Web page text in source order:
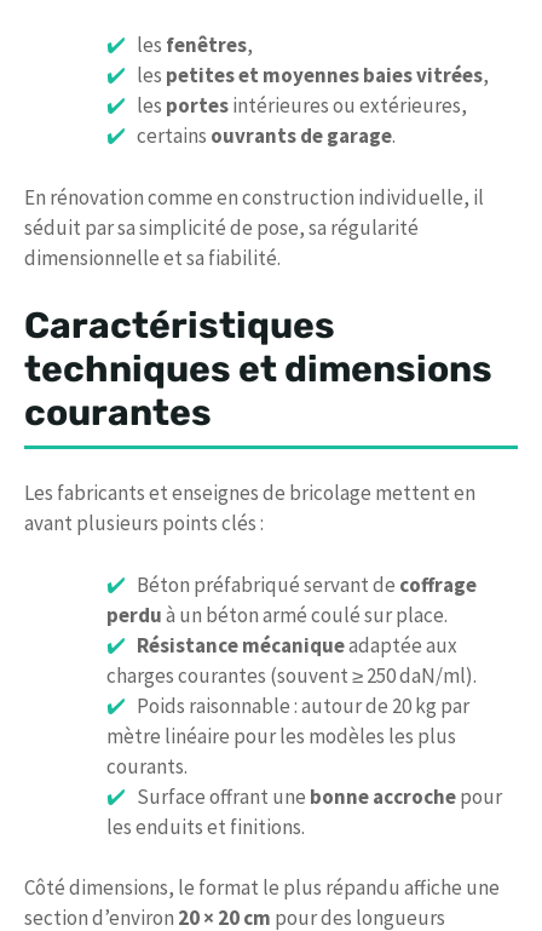
les fenêtres,
les petites et moyennes baies vitrées,
les portesintérieures ou extérieures,
certains ouvrants de garage.
En rénovation comme en construction individuelle, il
séduit par sa simplicité de pose, sa régularité
dimensionnelle et sa fiabilité.
Caractéristiques
techniques et dimensions
courantes
Les fabricants et enseignes de bricolage mettent en
avant plusieurs points clés :
Béton préfabriqué servant de coffrage
perduà un béton armé coulé sur place.
Résistance mécaniqueadaptée aux
charges courantes (souvent ≥ 250 daN/ml).
Poids raisonnable : autour de 20 kg par
mètre linéaire pour les modèles les plus
courants.
Surface offrant une bonne accrochepour
les enduits et finitions.
Côté dimensions, le format le plus répandu affiche une
section d’environ 20 × 20 cm pour des longueurs